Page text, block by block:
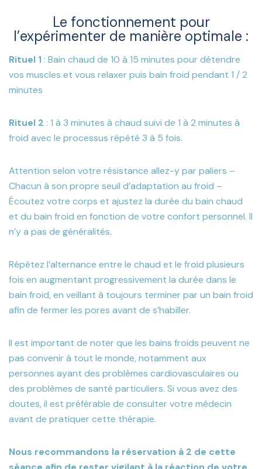
Le fonctionnement pour
l’expérimenter de manière optimale :
Rituel 1 : Bain chaud de 10 à 15 minutes pour détendre
vos muscles et vous relaxer puis bain froid pendant 1 / 2
minutes
Rituel 2 : 1 à 3 minutes à chaud suivi de 1 à 2 minutes à
froid avec le processus répété 3 à 5 fois.
Attention selon votre résistance allez-y par paliers –
Chacun à son propre seuil d’adaptation au froid –
Écoutez votre corps et ajustez la durée du bain chaud
et du bain froid en fonction de votre confort personnel. Il
n’y a pas de généralités.
Répétez l’alternance entre le chaud et le froid plusieurs
fois en augmentant progressivement la durée dans le
bain froid, en veillant à toujours terminer par un bain froid
afin de fermer les pores avant de s’habiller.
Il est important de noter que les bains froids peuvent ne
pas convenir à tout le monde, notamment aux
personnes ayant des problèmes cardiovasculaires ou
des problèmes de santé particuliers. Si vous avez des
doutes, il est préférable de consulter votre médecin
avant de pratiquer cette thérapie.
Nous recommandons la réservation à 2 de cette